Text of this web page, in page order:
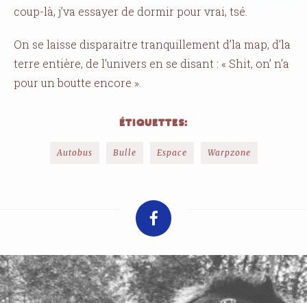
coup-là, j’va essayer de dormir pour vrai, tsé.
On se laisse disparaitre tranquillement d’la map, d’la
terre entière, de l’univers en se disant : « Shit, on’ n’a
pour un boutte encore ».
ÉTIQUETTES:
Autobus Bulle Espace Warpzone